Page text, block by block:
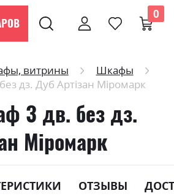
0
витрины
Шкафы
дз. Дуб Артізан Міромарк
3 дв. без дз.
Міромарк
ОТЗЫВЫ